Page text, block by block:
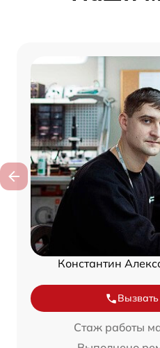
Константин
Стаж работы